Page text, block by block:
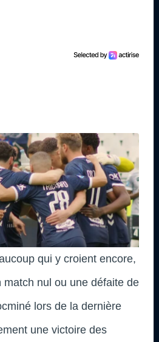
qui y croient encore,
match nul ou une défaite de
lors de la dernière
une victoire des